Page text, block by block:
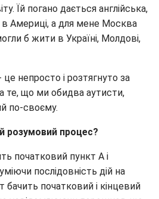
Їй погано дається англійська,
в Америці, а для мене Москва
б жити в Україні, Молдові,
це непросто і розтягнуто за
те, що ми обидва аутисти,
по-своєму.
розумовий процес?
початковий пункт А і
послідовність дій на
початковий і кінцевий